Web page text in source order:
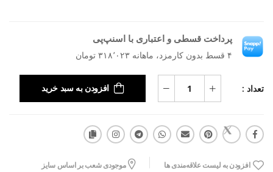
پرداخت قسطی و اعتباری با اسنپ‌پی
۴ قسط بدون کارمزد، ماهانه ۳۱۸٬۰۲۳ تومان
تعداد : افزودن به سبد خرید
افزودن به لیست علاقه‌مندی ها موجودی شعب بر اساس سایز